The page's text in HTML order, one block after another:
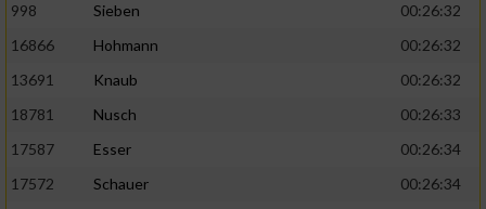
998
Sieben
00:26:32
16866
Hohmann
00:26:32
13691
Knaub
00:26:32
18781
Nusch
00:26:33
17587
Esser
00:26:34
17572
Schauer 00:26:34